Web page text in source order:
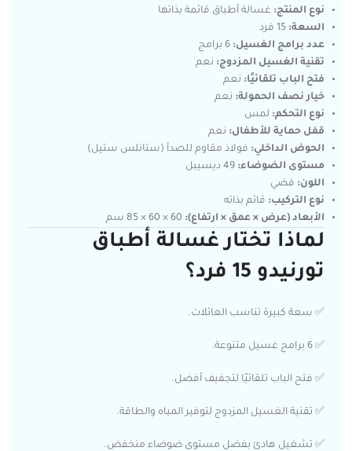
نوع المنتج: غسالة أطباق قائمة بذاتها
السعة:
عدد برامج الغسيل:
تقنية الغسيل المزدوج: نعم
فتح الباب تلقائيًا: نعم
خيار نصف الحمولة: نعم
نوع التحكم: لمس
قفل حماية للأطفال: نعم
الحوض الداخلي: فولاذ مقاوم للصدأ (ستانلس ستيل)
مستوى الضوضاء:
اللون: فضي
نوع التركيب: قائم بذاته
الأبعاد (عرض × عمق × ارتفاع):
لماذا تختار غسالة أطباق
تورنيدو 15 فرد؟
✅ سعة كبيرة تناسب العائلات.
✅ 6 برامج غسيل متنوعة.
✅ فتح الباب تلقائيًا لتجفيف أفضل.
✅ تقنية الغسيل المزدوج لتوفير المياه والطاقة.
✅ تشغيل هادئ بفضل مستوى ضوضاء منخفض.